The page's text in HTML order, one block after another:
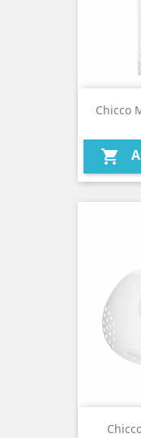
Chicco
